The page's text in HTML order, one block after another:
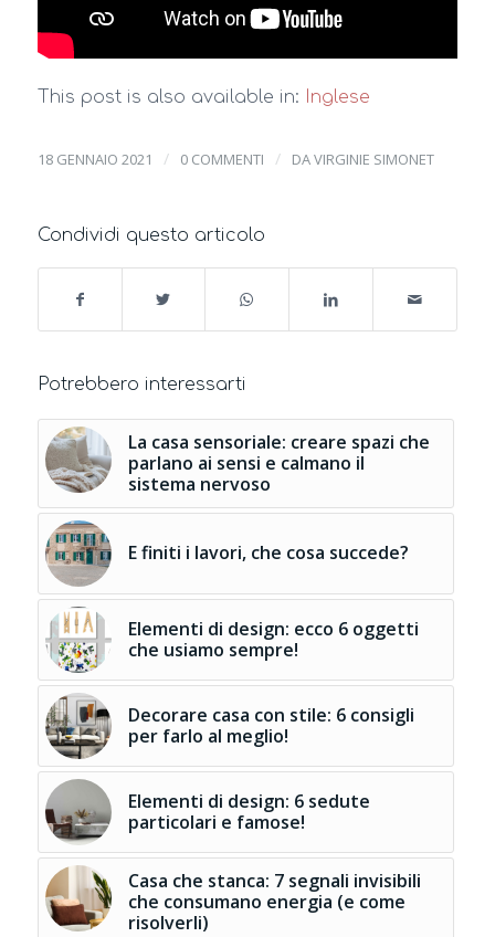
This post is also available in: Inglese
18 GENNAIO 2021 / 0 COMMENTI / DAVIRGINIE SIMONET
Condividi questo articolo
Potrebbero interessarti
La casa sensoriale: creare spazi che
parlano ai sensi e calmano il
sistema nervoso
E finiti i lavori, che cosa succede?
Elementi di design: ecco 6 oggetti
che usiamo sempre!
Decorare casa con stile: 6 consigli
per farlo al meglio!
Elementi di design: 6 sedute
particolari e famose!
Casa che stanca: 7 segnali invisibili
che consumano energia (e come
risolverli)